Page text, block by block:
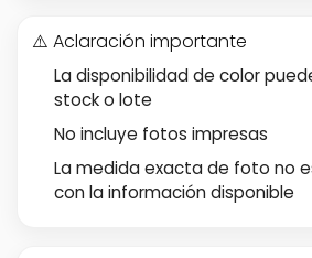
⚠️ Aclaración importante
La disponibilidad de color
stock o lote
No incluye fotos impresas
La medida exacta de foto no
con la información disponible